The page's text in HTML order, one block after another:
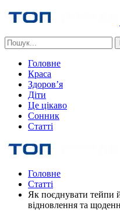
Головне
Краса
Здоров’я
Діти
Це цікаво
Сонник
Статті
Головне
Статті
Як поєднувати тейпи
відновлення та